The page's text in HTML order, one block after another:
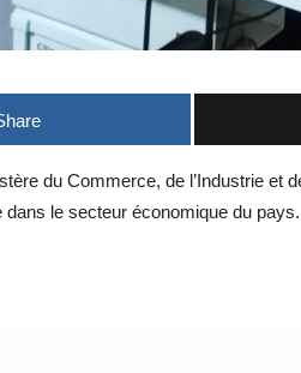
du Commerce, de l’Industrie et
dans le secteur économique du pays.